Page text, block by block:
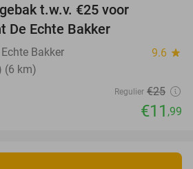
t.w.v. €25 voor
De Echte Bakker
Bakker 9.6 star
(6 km)
Regulier €25
€11 ,99